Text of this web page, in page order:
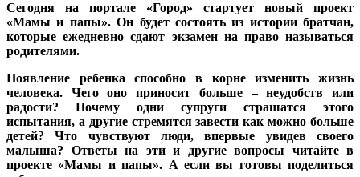
Сегодня на портале «Город» стартует новый проект
«Мамы и папы». Он будет состоять из истории братчан,
которые ежедневно сдают экзамен на право называться
родителями.
Появление ребенка способно в корне изменить жизнь
человека. Чего оно приносит больше – неудобств или
радости? Почему одни супруги страшатся этого
испытания, а другие стремятся завести как можно больше
детей? Что чувствуют люди, впервые увидев своего
малыша? Ответы на эти и другие вопросы читайте в
проекте «Мамы и папы». А если вы готовы поделиться